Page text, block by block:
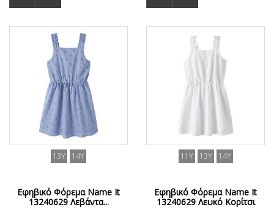
13Y 14Y
Εφηβικό Φόρεμα Name It
13240629 Λεβάντα...
11Y 13Y 14Y
Εφηβικό Φόρεμα Name It
13240629 Λευκό Κορίτσι